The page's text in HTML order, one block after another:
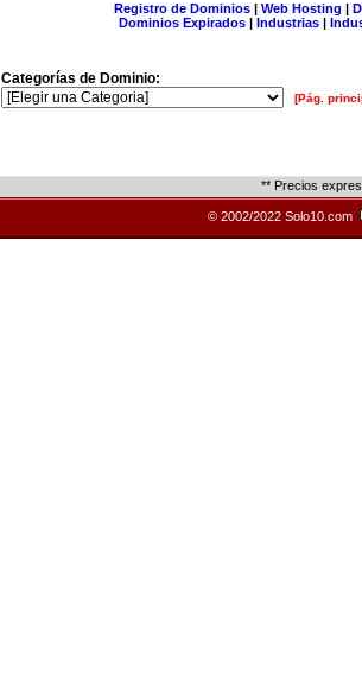
Registro de Dominios| Web Hosting |
Dominios Expirados | Industrias |
Categorías de Dominio:
[Pág.
** Precios
© 2002/2022 Solo10.com